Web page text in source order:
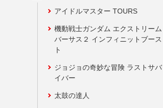
アイドルマスター TOURS
機動戦士ガンダム エクストリーム
バーサス２ インフィニットブース
ト
ジョジョの奇妙な冒険 ラストサバ
イバー
太鼓の達人